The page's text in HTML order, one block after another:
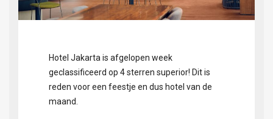
Hotel Jakarta is afgelopen week
geclassificeerd op 4 sterren superior! Dit is
reden voor een feestje en dus hotel van de
maand.